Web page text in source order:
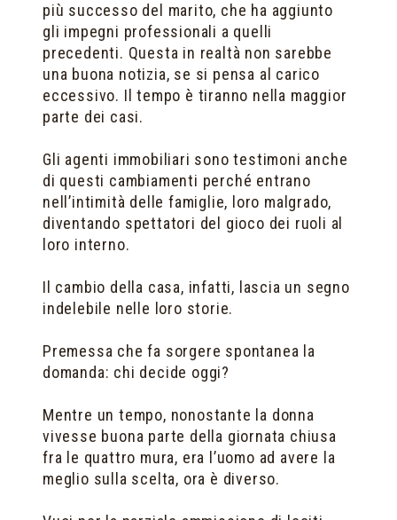
più successo del marito, che ha aggiunto
gli impegni professionali a quelli
precedenti. Questa in realtà non sarebbe
una buona notizia, se si pensa al carico
eccessivo. Il tempo è tiranno nella maggior
parte dei casi.
Gli agenti immobiliari sono testimoni anche
di questi cambiamenti perché entrano
nell’intimità delle famiglie, loro malgrado,
diventando spettatori del gioco dei ruoli al
loro interno.
Il cambio della casa, infatti, lascia un segno
indelebile nelle loro storie.
Premessa che fa sorgere spontanea la
domanda: chi decide oggi?
Mentre un tempo, nonostante la donna
vivesse buona parte della giornata chiusa
fra le quattro mura, era l’uomo ad avere la
meglio sulla scelta, ora è diverso.